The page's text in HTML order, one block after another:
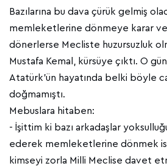
Bazılarına bu dava çürük gelmiş
memleketlerine dönmeye karar
dönerlerse Mecliste huzursuzluk
Mustafa Kemal, kürsüye çıktı. O
Atatürk’ün hayatında belki böyle
doğmamıştı.
Mebuslara hitaben:
- İşittim ki bazı arkadaşlar
ederek memleketlerine dönmek
kimseyi zorla Milli Meclise davet